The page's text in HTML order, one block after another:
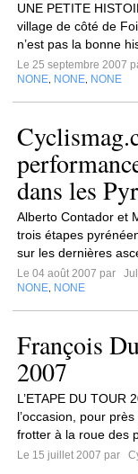
UNE PETITE
village de côté de
n’est pas la bonne
Le 25 septembre 2007
NONE NONE NONE
dans les
Alberto Contador et
trois étapes
sur les dernières
Le 04 août 2007 par
NONE NONE
François
2007
L’ETAPE DU TOUR
l’occasion, pour
frotter à la roue des
Le 15 juillet 2007 par